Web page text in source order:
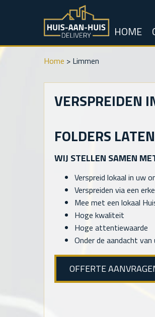
HOME
Home > Limmen
VERSPREIDEN
FOLDERS
WIJ STELLEN SAMEN
Verspreid lokaal in uw
Verspreiden via een
Mee met een lokaal
Hoge kwaliteit
Hoge attentiewaarde
Onder de aandacht
OFFERTE